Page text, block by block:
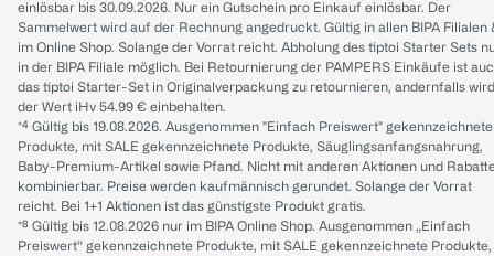
einlösbar bis 30.09.2026. Nur ein Gutschein pro Einkauf einlösbar. Der
Sammelwert wird auf der Rechnung angedruckt. Gültig in allen BIPA Filialen
im Online Shop. Solange der Vorrat reicht. Abholung des tiptoi Starter Sets
in der BIPA Filiale möglich. Bei Retournierung der PAMPERS Einkäufe ist
das tiptoi Starter-Set in Originalverpackung zu retournieren, andernfalls wird
der Wert iHv 54.99 € einbehalten.
*⁴ Gültig bis 19.08.2026. Ausgenommen "Einfach Preiswert" gekennzeichnete
Produkte, mit SALE gekennzeichnete Produkte, Säuglingsanfangsnahrung,
Baby-Premium-Artikel sowie Pfand. Nicht mit anderen Aktionen und
kombinierbar. Preise werden kaufmännisch gerundet. Solange der Vorrat
reicht. Bei 1+1 Aktionen ist das günstigste Produkt gratis.
*⁸ Gültig bis 12.08.2026 nur im BIPA Online Shop. Ausgenommen „Einfach
Preiswert“ gekennzeichnete Produkte, mit SALE gekennzeichnete Produkte,